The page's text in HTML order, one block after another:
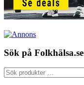
Sök på Folkhälsa.se
Sök
efter: